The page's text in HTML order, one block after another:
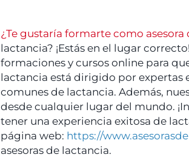
¿Te gustaría formarte como asesora
lactancia? ¡Estás en el lugar
formaciones y cursos online para
lactancia está dirigido por expertas
comunes de lactancia. Además,
desde cualquier lugar del mundo.
tener una experiencia exitosa de
página web: https://
asesoras de lactancia.